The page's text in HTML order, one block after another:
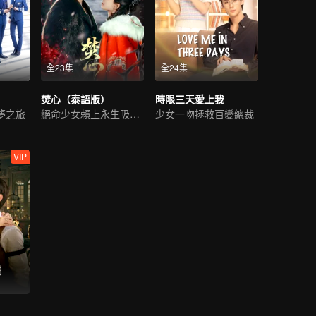
之旅
全23集
焚心（泰語版）
絕命少女賴上永生吸血鬼
全24集
時限三天愛上我
少女一吻拯救百變總裁
VIP